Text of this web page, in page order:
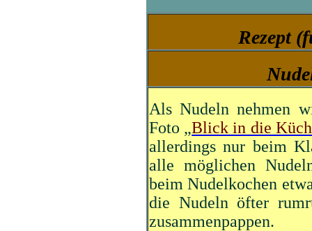
Rezept
Als Nudeln nehmen
Foto „Blick in die
allerdings nur beim
alle möglichen
beim Nudelkochen
die Nudeln öfter
zusammenpappen.